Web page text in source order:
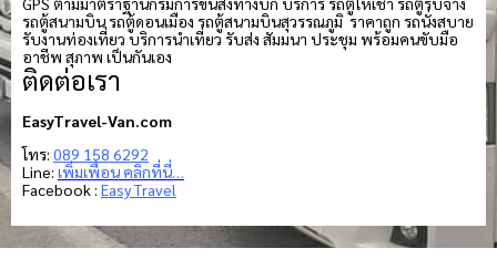
รถตู้สนามบิน รถตู้ดอนเมือง รถตู้สนามบินสุวรรณภูมิ ราคาถูก รถนั่งสบาย
รับงานท่องเที่ยว บริการนำเที่ยว รับส่ง สัมมนา ประชุม พร้อมคนขับมือ
อาชีพ สุภาพ เป็นกันเอง
ติดต่อเรา
EasyTravel-Van.com
โทร: 089 158 6292
Line: เพิ่มเพื่อน คลิกที่นี่…
Facebook : Easy Travel